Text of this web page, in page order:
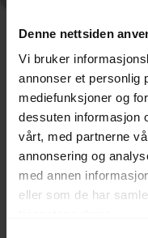
Denne nettsiden
Vi bruker
annonser et personlig
mediefunksjoner og
dessuten informasjon
vårt, med partnerne
annonsering og
med annen
eller som de har